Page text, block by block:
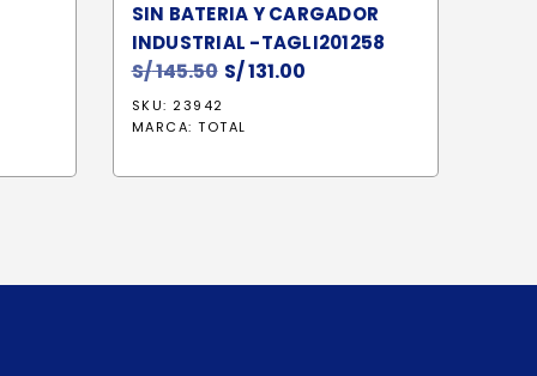
SIN BATERIA Y CARGADOR
INDUSTRIAL -TAGLI201258
S/145.50 El
original
S/ 145.50.
S/131.00
S/ 131.00.
SKU: 23942
MARCA: TOTAL